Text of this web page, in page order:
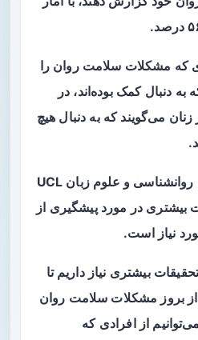
که مشکلات سلامت روان را
به دنبال کمک بوده‌اند، در
می‌گویند که به دنبال هیچ
«اسی وایدینگ» از بخش روانشناسی و علوم زبان UCL
بیشتری در مورد پیشگیری از
نیاز است.
بیشتری نیاز داریم تا
از بروز مشکلات سلامت روان
از افرادی که